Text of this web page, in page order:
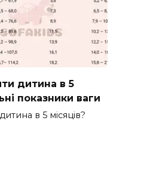
дитина в 5
показники ваги
в 5 місяців?